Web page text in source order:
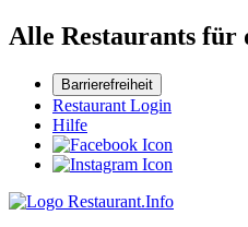
Alle Restaurants für
Barrierefreiheit
Restaurant Login
Hilfe